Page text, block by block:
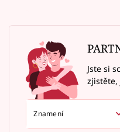
Jste si
zjistěte,